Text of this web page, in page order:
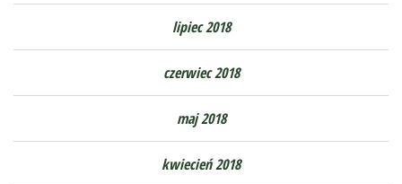
lipiec 2018
czerwiec 2018
maj 2018
kwiecień 2018